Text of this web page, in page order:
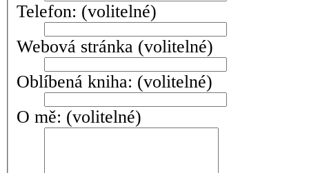
Telefon: (volitelné)
Webová stránka (volitelné)
Oblíbená kniha: (volitelné)
O mě: (volitelné)